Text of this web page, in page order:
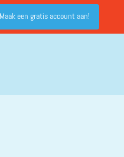
Maak een gratis account aan!